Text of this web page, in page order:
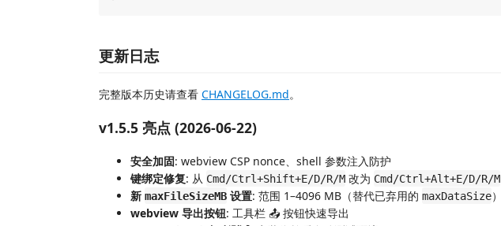
更新日志
完整版本历史请查看 CHANGELOG.md。
v1.5.5 亮点 (2026-06-22)
安全加固: webview CSP nonce、shell 参数注入防护
键绑定修复: 从 Cmd/Ctrl+Shift+E/D/R/M 改为 Cmd/Ctrl+Alt+E/D/R/M
新 maxFileSizeMB 设置: 范围 1–4096 MB（替代已弃用的 maxDataSize）
webview 导出按钮: 工具栏 📤 按钮快速导出